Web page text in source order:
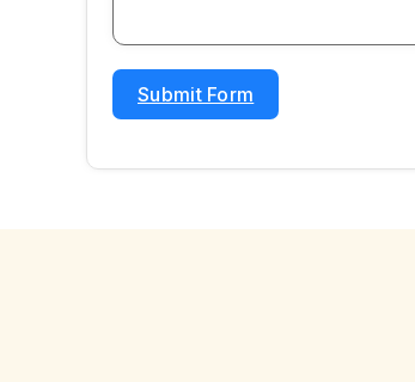
Submit Form